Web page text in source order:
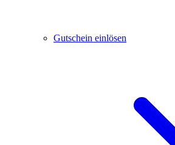
Gutschein einlösen